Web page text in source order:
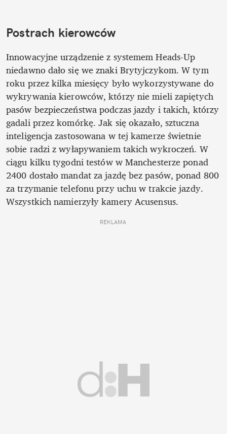
Postrach kierowców
Innowacyjne urządzenie z systemem Heads-Up
niedawno dało się we znaki Brytyjczykom. W tym
roku przez kilka miesięcy było wykorzystywane do
wykrywania kierowców, którzy nie mieli zapiętych
pasów bezpieczeństwa podczas jazdy i takich, którzy
gadali przez komórkę. Jak się okazało, sztuczna
inteligencja zastosowana w tej kamerze świetnie
sobie radzi z wyłapywaniem takich wykroczeń. W
ciągu kilku tygodni testów w Manchesterze ponad
2400 dostało mandat za jazdę bez pasów, ponad 800
za trzymanie telefonu przy uchu w trakcie jazdy.
Wszystkich namierzyły kamery Acusensus.
REKLAMA